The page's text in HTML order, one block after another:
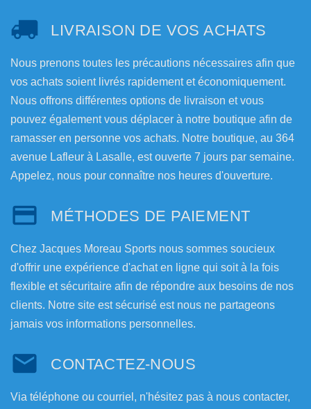
LIVRAISON DE VOS ACHATS
Nous prenons toutes les précautions nécessaires afin que
vos achats soient livrés rapidement et économiquement.
Nous offrons différentes options de livraison et vous
pouvez également vous déplacer à notre boutique afin de
ramasser en personne vos achats. Notre boutique, au 364
avenue Lafleur à Lasalle, est ouverte 7 jours par semaine.
Appelez, nous pour connaître nos heures d'ouverture.
MÉTHODES DE PAIEMENT
Chez Jacques Moreau Sports nous sommes soucieux
d'offrir une expérience d'achat en ligne qui soit à la fois
flexible et sécuritaire afin de répondre aux besoins de nos
clients. Notre site est sécurisé est nous ne partageons
jamais vos informations personnelles.
CONTACTEZ-NOUS
Via téléphone ou courriel, n'hésitez pas à nous contacter,